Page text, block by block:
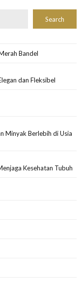
Search
Bandel
dan Fleksibel
Minyak Berlebih di Usia
Kesehatan Tubuh